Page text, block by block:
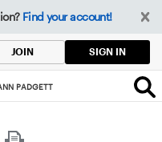
Find your account!
JOIN SIGN IN
PADGETT